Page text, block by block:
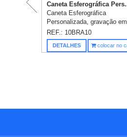
Caneta Esferográfica
Caneta Esferográfica
Personalizada, gravação
já incluso
REF.: 10BRA10
DETALHES colocar no